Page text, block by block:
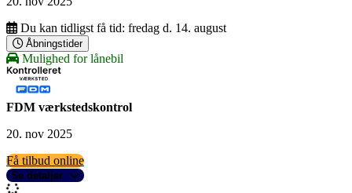
Du kan tidligst få tid: fredag d. 14. august
Åbningstider
Mulighed for lånebil
FDM værkstedskontrol
20. nov 2025
Få tilbud online
Se detaljer